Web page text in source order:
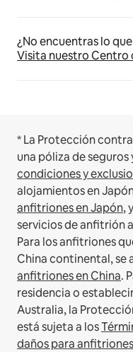
¿No encuentras lo
Visita nuestro Centro
* La Protección
una póliza de
condiciones y
alojamientos en
anfitriones en Japón,
servicios de anfitrión
Para los anfitriones
China continental, se
anfitriones en China.
residencia o
Australia, la
está sujeta a los
daños para